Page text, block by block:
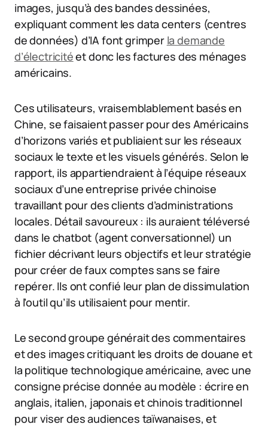
images, jusqu’à des bandes dessinées,
expliquant comment les data centers (centres
de données) d’IA font grimper la demande
d’électricitéet donc les factures des ménages
américains.
Ces utilisateurs, vraisemblablement basés en
Chine, se faisaient passer pour des Américains
d’horizons variés et publiaient sur les réseaux
sociaux le texte et les visuels générés. Selon le
rapport, ils appartiendraient à l’équipe réseaux
sociaux d’une entreprise privée chinoise
travaillant pour des clients d’administrations
locales. Détail savoureux : ils auraient téléversé
dans le chatbot (agent conversationnel) un
fichier décrivant leurs objectifs et leur stratégie
pour créer de faux comptes sans se faire
repérer. Ils ont confié leur plan de dissimulation
à l’outil qu’ils utilisaient pour mentir.
Le second groupe générait des commentaires
et des images critiquant les droits de douane et
la politique technologique américaine, avec une
consigne précise donnée au modèle : écrire en
anglais, italien, japonais et chinois traditionnel
pour viser des audiences taïwanaises, et